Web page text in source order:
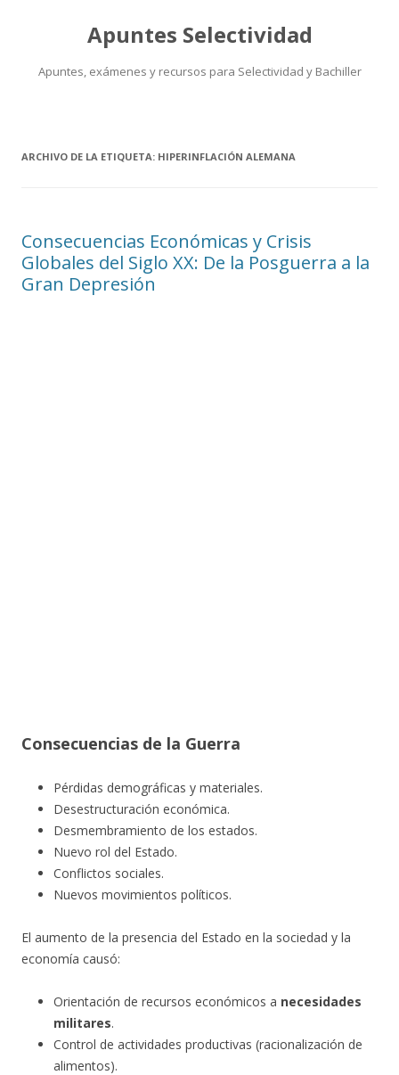
Apuntes Selectividad
Apuntes, exámenes y recursos para Selectividad y Bachiller
ARCHIVO DE LA ETIQUETA: HIPERINFLACIÓN ALEMANA
Consecuencias Económicas y Crisis
Globales del Siglo XX: De la Posguerra a la
Gran Depresión
Consecuencias de la Guerra
Pérdidas demográficas y materiales.
Desestructuración económica.
Desmembramiento de los estados.
Nuevo rol del Estado.
Conflictos sociales.
Nuevos movimientos políticos.
El aumento de la presencia del Estado en la sociedad y la
economía causó:
Orientación de recursos económicos a necesidades
militares.
Control de actividades productivas (racionalización de
alimentos).